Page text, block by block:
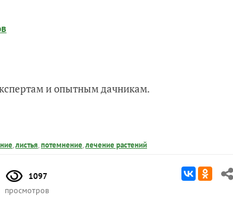
и опытным дачникам.
,листья,потемнение,лечение растений
1097
просмотров